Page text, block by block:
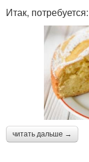
Итак, потребуется:
читать дальше →